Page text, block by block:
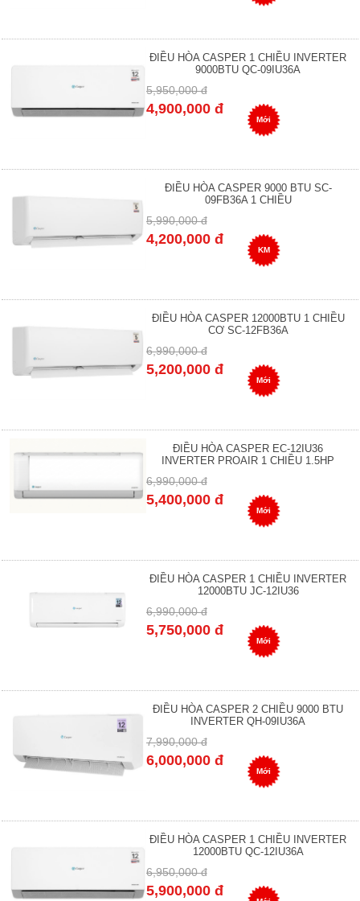
ĐIỀU HÒA CASPER 1 CHIỀU INVERTER
9000BTU QC-09IU36A
5,950,000 đ
4,900,000 đ
Mới
ĐIỀU HÒA CASPER 9000 BTU SC-
09FB36A 1 CHIỀU
5,990,000 đ
4,200,000 đ
KM
ĐIỀU HÒA CASPER 12000BTU 1 CHIỀU
CƠ SC-12FB36A
6,990,000 đ
5,200,000 đ
Mới
ĐIỀU HÒA CASPER EC-12IU36
INVERTER PROAIR 1 CHIỀU 1.5HP
6,990,000 đ
5,400,000 đ
Mới
ĐIỀU HÒA CASPER 1 CHIỀU INVERTER
12000BTU JC-12IU36
6,990,000 đ
5,750,000 đ
Mới
ĐIỀU HÒA CASPER 2 CHIỀU 9000 BTU
INVERTER QH-09IU36A
7,990,000 đ
6,000,000 đ
Mới
ĐIỀU HÒA CASPER 1 CHIỀU INVERTER
12000BTU QC-12IU36A
6,950,000 đ
5,900,000 đ